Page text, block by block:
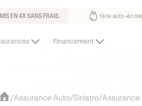
EN 4X SANS FRAIS.
30% moins chère que l’auto-école de votre
Financement
/Assurance Auto/Sinistre/